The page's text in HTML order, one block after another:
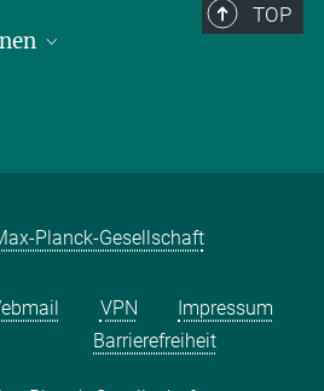
TOP
Planck-Gesellschaft
VPN
Impressum
Barrierefreiheit